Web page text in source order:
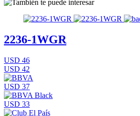
2236-1WGR
USD 46
USD 42
USD 37
USD 33